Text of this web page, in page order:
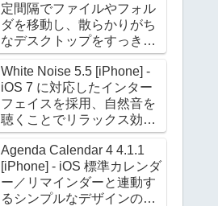
定間隔でファイルやフォル
ダを移動し、散らかりがち
なデスクトップをすっきり
した状態に保ってくれる
White Noise 5.5 [iPhone] -
iOS 7 に対応したインター
フェイスを採用、自然音を
聴くことでリラックス効果
を高める
Agenda Calendar 4 4.1.1
[iPhone] - iOS 標準カレンダ
ー／リマインダーと連動す
るシンプルなデザインのカ